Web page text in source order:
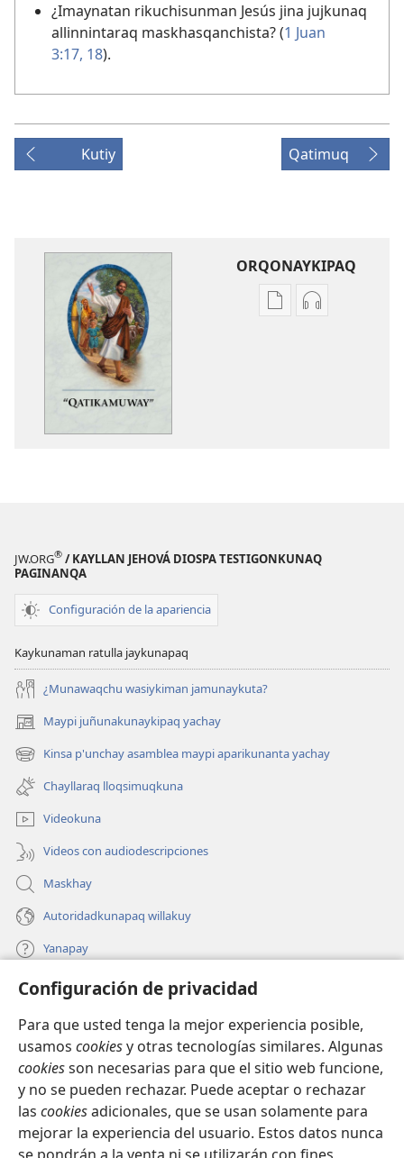
Configuración de privacidad
Para que usted tenga la mejor experiencia posible,
usamos cookiesy otras tecnologías similares. Algunas
cookiesson necesarias para que el sitio web funcione,
y no se pueden rechazar. Puede aceptar o rechazar
las cookiesadicionales, que se usan solamente para
mejorar la experiencia del usuario. Estos datos nunca
¿Imaynatan rikuchisunman Jesús jina jujkunaq
allinnintaraq maskhasqanchista? (1 Juan
3:17, 18).
Kutiy Qatimuq
ORQONAYKIPAQ
KaypiKaypin
JW.ORG® / KAYLLAN JEHOVÁ DIOSPA TESTIGONKUNAQ
PAGINANQA
Configuración de la apariencia
Kaykunaman ratulla jaykunapaq
¿Munawaqchu wasiykiman jamunaykuta?
Maypi juñunakunaykipaq yachay
(abre
una
nueva
ventana)
Kinsa p'unchay asamblea maypi aparikunanta yachay
(abre
una
nueva
ventana)
Chayllaraq lloqsimuqkuna
Videokuna
Videos con audiodescripciones
Maskhay
Autoridadkunapaq willakuy
Yanapay
Donacionta churanapaq
una
nueva
ventana)
INTERNETPI QELQANCHISKUNA Watchtower™
(abre
una
nueva
ventana)
JW Hub
(abre
una
nueva
ventana)
JW Library ®